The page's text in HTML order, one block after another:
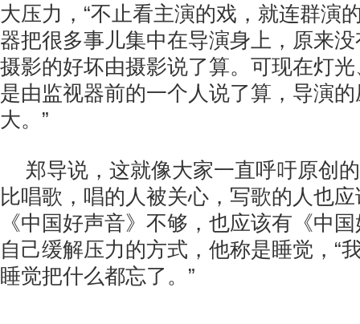
大压力，“不止看主演的戏，就连群演
器把很多事儿集中在导演身上，原来
摄影的好坏由摄影说了算。可现在灯
是由监视器前的一个人说了算，导演
大。”
郑导说，这就像大家一直呼吁原创
比唱歌，唱的人被关心，写歌的人也
《中国好声音》不够，也应该有《中
自己缓解压力的方式，他称是睡觉，“
睡觉把什么都忘了。”